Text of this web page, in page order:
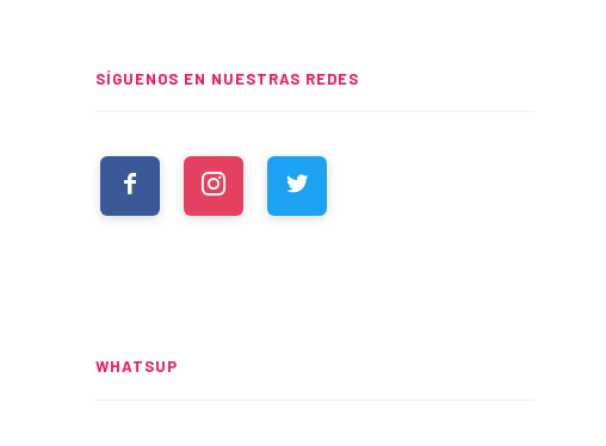
SÍGUENOS EN NUESTRAS REDES
WHATSUP